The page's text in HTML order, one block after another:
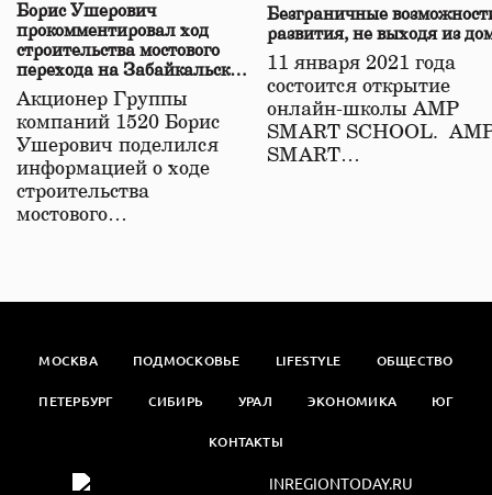
Борис Ушерович
прокомментировал ход
строительства мостового
перехода на Забайкальской
железной дороге
Акционер Группы
компаний 1520 Борис
Ушерович поделился
информацией о ходе
строительства
мостового…
Безграничные
развития, не выходя из
11 января 2021 года
состоится открытие
онлайн-школы АМР
SMART SCHOOL.
SMART…
МОСКВА ПОДМОСКОВЬЕ LIFESTYLE ОБЩЕСТВО
ПЕТЕРБУРГ СИБИРЬ УРАЛ ЭКОНОМИКА ЮГ
КОНТАКТЫ